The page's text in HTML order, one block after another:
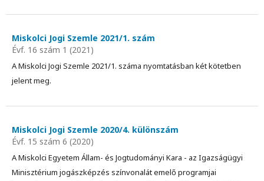
Miskolci Jogi Szemle 2021/1. szám
Évf. 16 szám 1 (2021)
A Miskolci Jogi Szemle 2021/1. száma nyomtatásban két kötetben
jelent meg.
Miskolci Jogi Szemle 2020/4. különszám
Évf. 15 szám 6 (2020)
A Miskolci Egyetem Állam- és Jogtudományi Kara - az Igazságügyi
Minisztérium jogászképzés színvonalát emelő programjai